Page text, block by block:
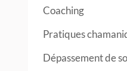
Coaching
Pratiques
Dépassement de